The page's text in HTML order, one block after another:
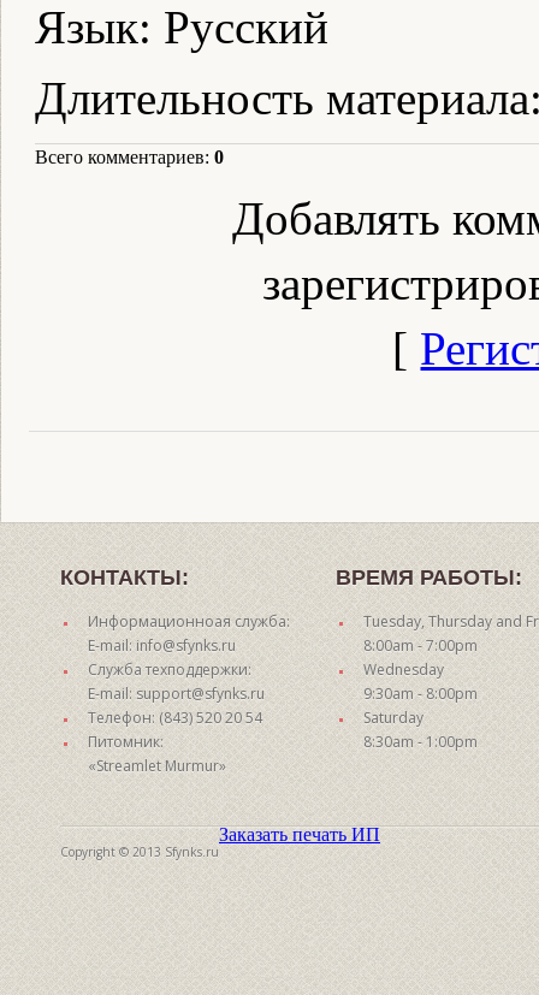
Язык: Русский
Длительность материала
Всего комментариев: 0
Добавлять
[
КОНТАКТЫ:
Информационноая служба:
E-mail: info@sfynks.ru
Служба техподдержки:
E-mail: support@sfynks.ru
Телефон: (843) 520 20 54
Питомник:
«Streamlet Murmur»
ВРЕМЯ РАБОТЫ:
Tuesday, Thursday and
8:00am - 7:00pm
Wednesday
9:30am - 8:00pm
Saturday
8:30am - 1:00pm
Copyright © 2013 Sfynks.ru
Заказать печать ИП